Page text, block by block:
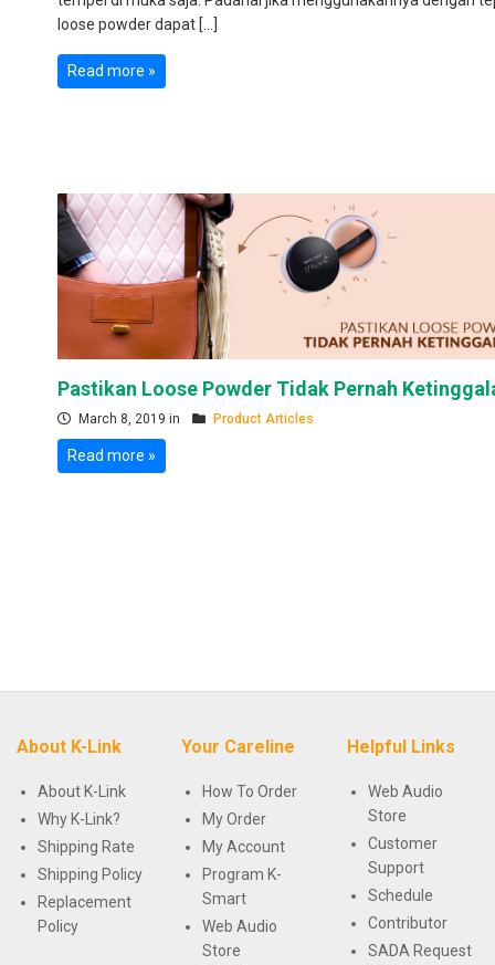
loose powder dapat […]
Read more »
Pastikan Loose Powder Tidak Pernah
March 8, 2019 in Product Articles
Read more »
About K-Link
About K-Link
Why K-Link?
Shipping Rate
Shipping Policy
Replacement
Policy
Your Careline
How To Order
My Order
My Account
Program K-
Smart
Web Audio
Store
Helpful Links
Web Audio
Store
Customer
Support
Schedule
Contributor
SADA Request